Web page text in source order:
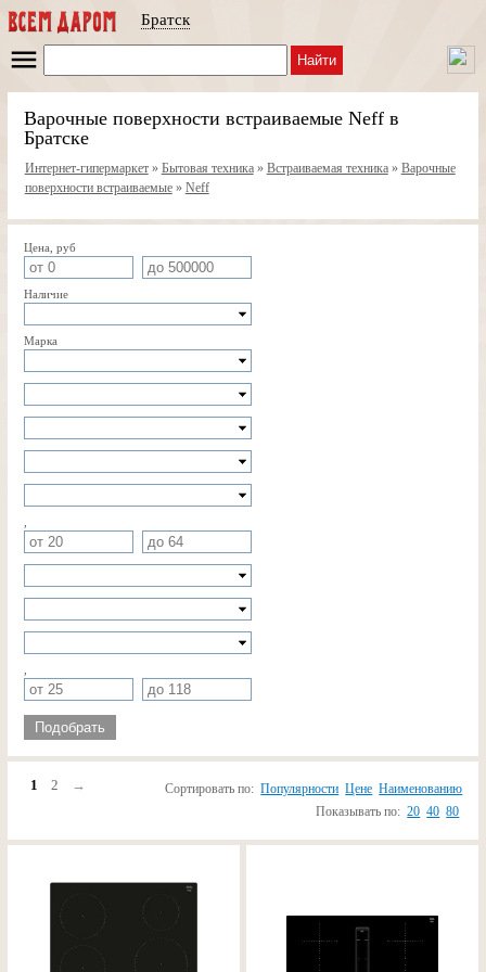
Братск
Найти
Варочные поверхности встраиваемые Neff в
Братске
Интернет-гипермаркет» Бытовая техника» Встраиваемая техника» Варочные
поверхности встраиваемые» Neff
Цена, руб
Наличие
Марка
Подобрать
1 2 → Сортировать по: Популярности Цене Наименованию
Показывать по: 20 40 80